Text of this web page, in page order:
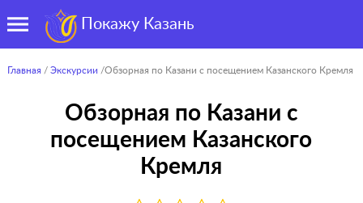
Покажу Казань
Главная / Экскурсии /Обзорная по Казани с посещением Казанского Кремля
Обзорная по Казани с
посещением Казанского
Кремля